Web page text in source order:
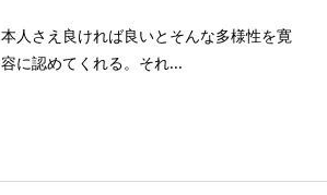
本人さえ良ければ良いとそんな多様性を寛
容に認めてくれる。それ...